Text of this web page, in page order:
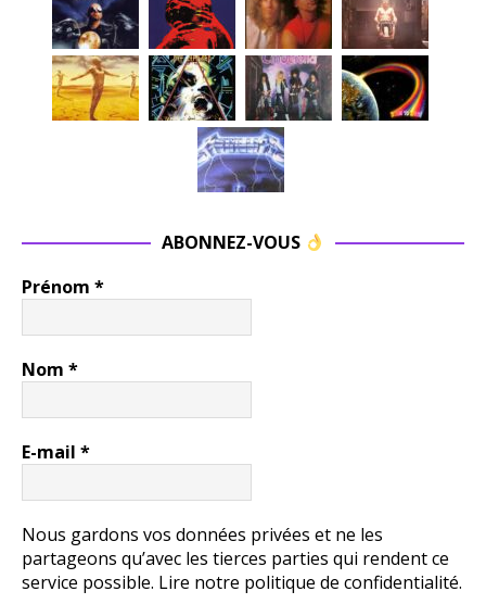
ABONNEZ-VOUS
Prénom *
Nom *
E-mail *
Nous gardons vos données privées et ne les
partageons qu’avec les tierces parties qui rendent ce
service possible. Lire notre politique de confidentialité.